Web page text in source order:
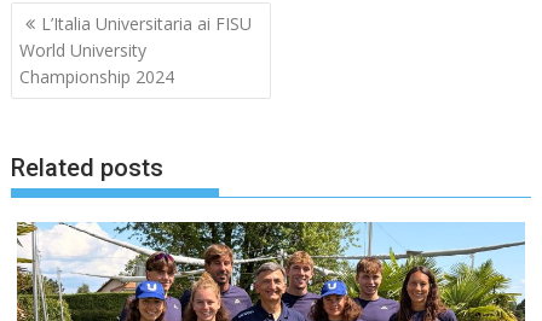
Navigazione
articoli
L’Italia Universitaria ai FISU
World University
Championship 2024
Related posts